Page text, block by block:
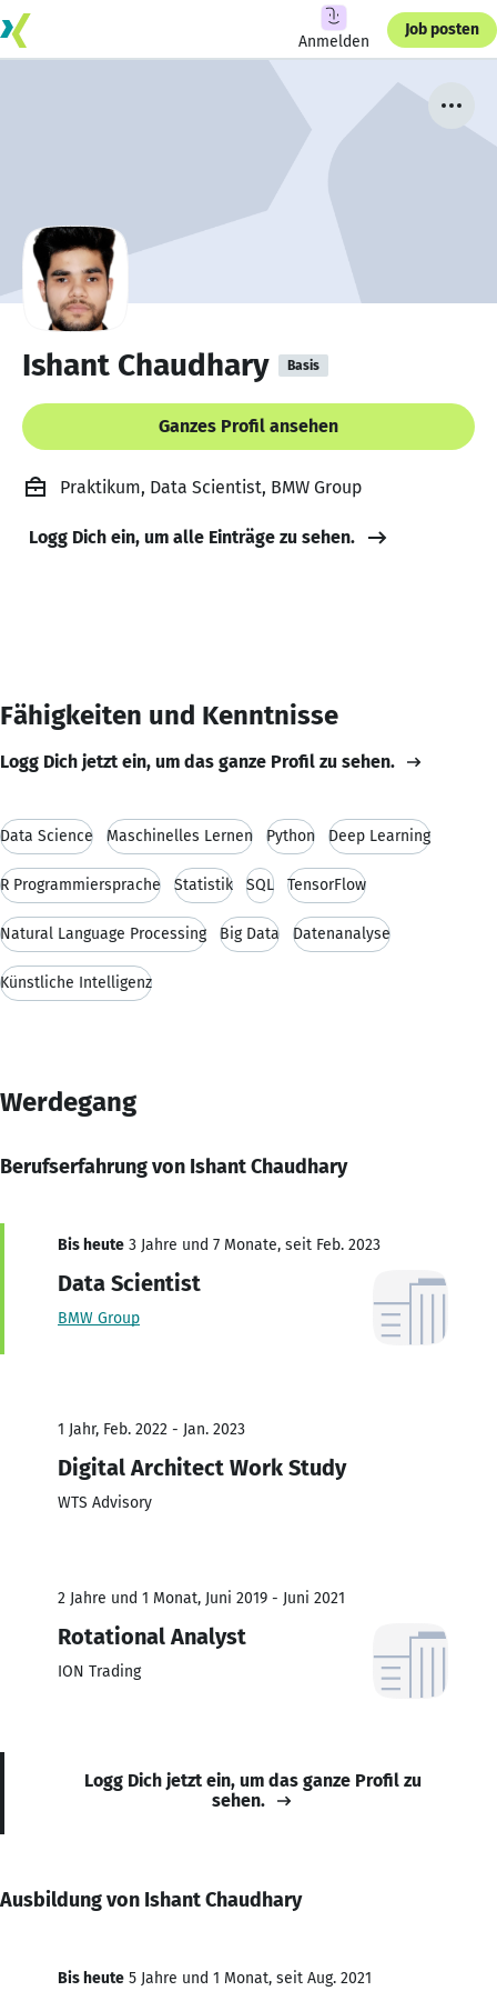
Anmelden
Job posten
Ishant Chaudhary Basis
Ganzes Profil ansehen
Praktikum, Data Scientist, BMW Group
Logg Dich ein, um alle Einträge zu sehen.
Fähigkeiten und Kenntnisse
Logg Dich jetzt ein, um das ganze Profil zu sehen.
Data Science Maschinelles Lernen Python Deep Learning
R Programmiersprache Statistik SQL TensorFlow
Natural Language Processing Big Data Datenanalyse
Künstliche Intelligenz
Werdegang
Berufserfahrung von Ishant Chaudhary
Bis heute 3 Jahre und 7 Monate, seit Feb. 2023
Data Scientist
BMW Group
1 Jahr, Feb. 2022 - Jan. 2023
Digital Architect Work Study
WTS Advisory
2 Jahre und 1 Monat, Juni 2019 - Juni 2021
Rotational Analyst
ION Trading
Logg Dich jetzt ein, um das ganze Profil zu
sehen.
Ausbildung von Ishant Chaudhary
Bis heute 5 Jahre und 1 Monat, seit Aug. 2021